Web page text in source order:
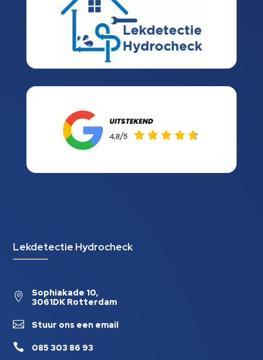
Lekdetectie Hydrocheck

Sophiakade 10,
3061DK Rotterdam
 Stuur ons een email
 085 303 86 93